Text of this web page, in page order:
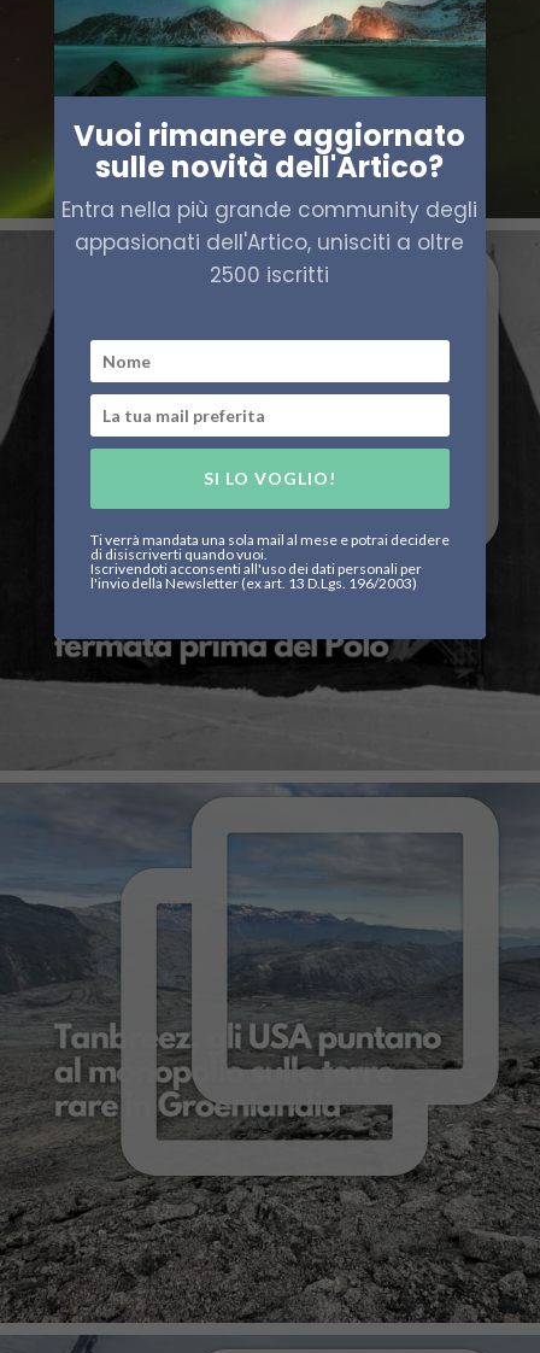
Vuoi rimanere aggiornato
sulle novità dell'Artico?
Entra nella più grande community degli
appasionati dell'Artico, unisciti a oltre
2500 iscritti
SI LO VOGLIO!
Ti verrà mandata una sola mail al mese e potrai decidere
di disiscriverti quando vuoi.
Iscrivendoti acconsenti all'uso dei dati personali per
l'invio della Newsletter (ex art. 13 D.Lgs. 196/2003)